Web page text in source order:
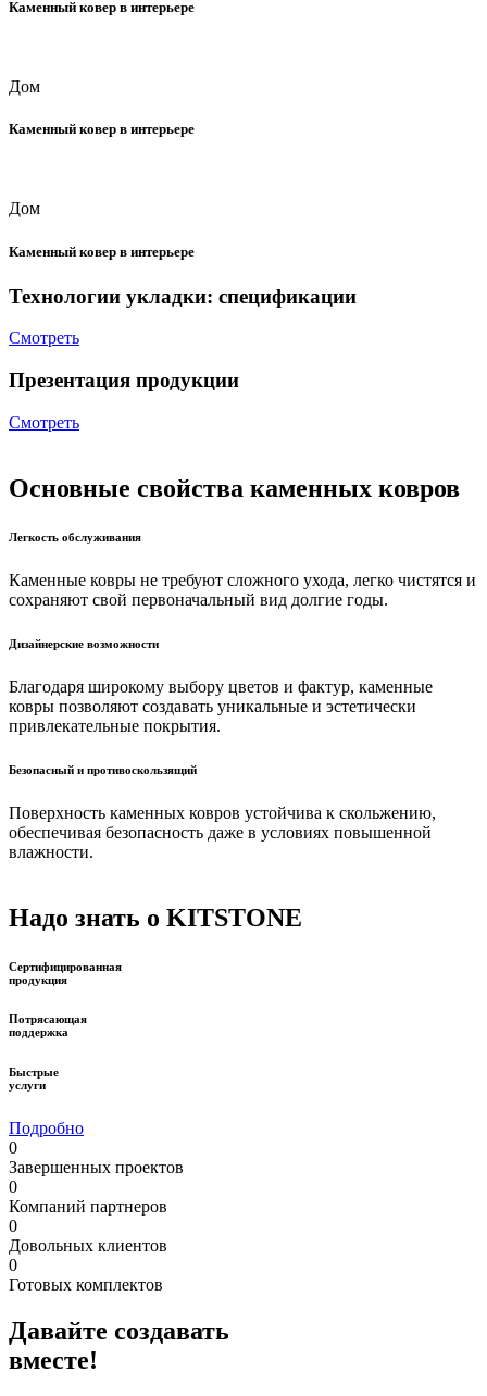
Каменный ковер в интерьере
Дом
Каменный ковер в интерьере
Дом
Каменный ковер в интерьере
Технологии укладки: спецификации
Смотреть
Презентация продукции
Смотреть
Основные свойства каменных ковров
Легкость обслуживания
Каменные ковры не требуют сложного ухода, легко чистятся и
сохраняют свой первоначальный вид долгие годы.
Дизайнерские возможности
Благодаря широкому выбору цветов и фактур, каменные
ковры позволяют создавать уникальные и эстетически
привлекательные покрытия.
Безопасный и противоскользящий
Поверхность каменных ковров устойчива к скольжению,
обеспечивая безопасность даже в условиях повышенной
влажности.
Надо знать о KITSTONE
Сертифицированная
продукция
Потрясающая
поддержка
Быстрые
услуги
Подробно
0
Завершенных проектов
0
Компаний партнеров
0
Довольных клиентов
0
Готовых комплектов
Давайте создавать
вместе!